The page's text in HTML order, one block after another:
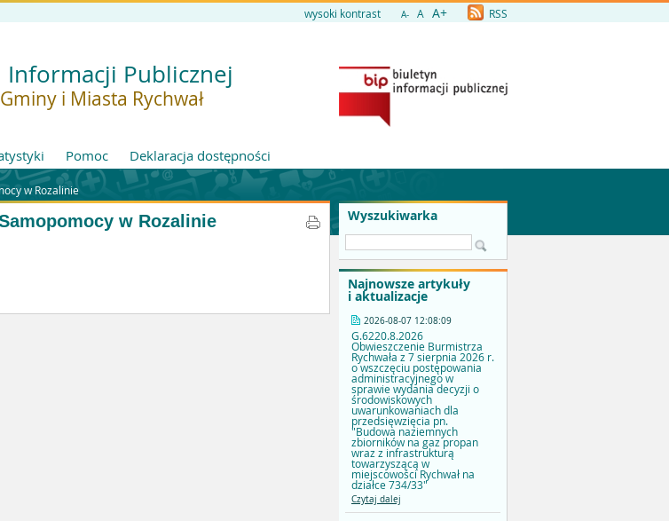
wysoki kontrast A- A A+ RSS
Informacji Publicznej
i Miasta Rychwał
Pomoc Deklaracja dostępności
w Rozalinie
Wyszukiwarka
Najnowsze artykuły
i aktualizacje
2026-08-07 12:08:09
G.6220.8.2026
Obwieszczenie Burmistrza
Rychwała z 7 sierpnia 2026 r.
o wszczęciu postępowania
administracyjnego w
sprawie wydania decyzji o
środowiskowych
uwarunkowaniach dla
przedsięwzięcia pn.
"Budowa naziemnych
zbiorników na gaz propan
wraz z infrastrukturą
towarzyszącą w
miejscowości Rychwał na
działce 734/33"
Czytaj dalej
w Rozalinie